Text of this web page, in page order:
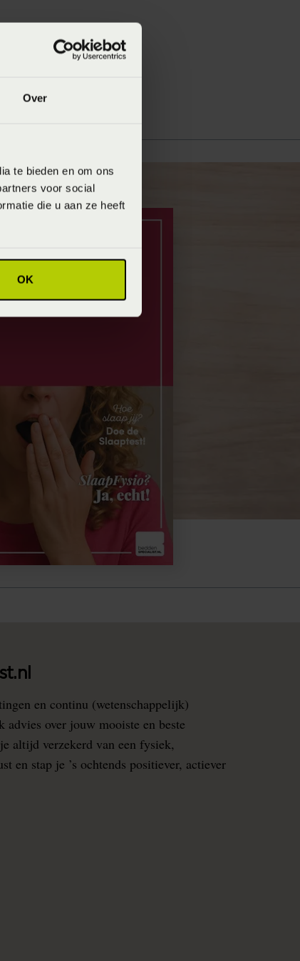
Over
te bieden en om ons
voor social
die u aan ze heeft
OK
en continu (wetenschappelijk)
over jouw mooiste en beste
altijd verzekerd van een fysiek,
en stap je ’s ochtends positiever, actiever